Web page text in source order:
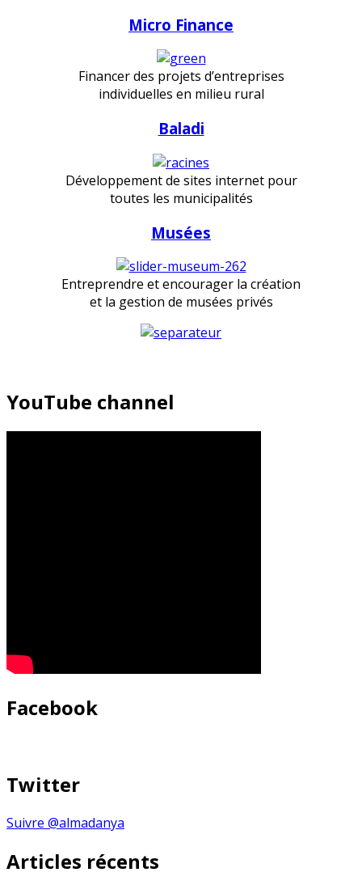
Micro Finance
Financer des projets d’entreprises
individuelles en milieu rural
Baladi
Développement de sites internet pour
toutes les municipalités
Musées
Entreprendre et encourager la création
et la gestion de musées privés
YouTube channel
Facebook
Twitter
Suivre @almadanya
Articles récents